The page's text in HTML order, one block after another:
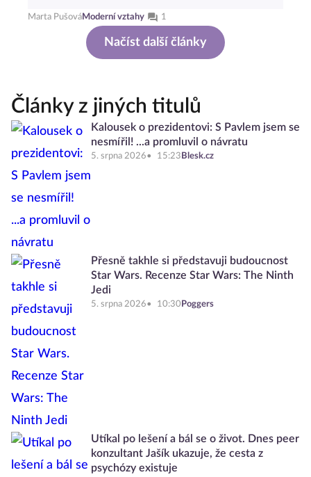
Marta PušováModerní vztahy 1
Načíst další články
Články z jiných titulů
Kalousek o prezidentovi: S Pavlem jsem se
nesmířil! ...a promluvil o návratu
5. srpna 2026 15:23 Blesk.cz
Přesně takhle si představuji budoucnost
Star Wars. Recenze Star Wars: The Ninth
Jedi
5. srpna 2026 10:30 Poggers
Utíkal po lešení a bál se o život. Dnes peer
konzultant Jašík ukazuje, že cesta z
psychózy existuje